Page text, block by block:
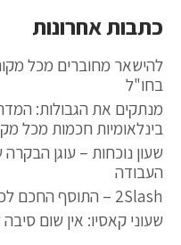
כתבות אחרונות
להישאר מחוברים מכל
בחו"ל
מנתקים את הגבולות:
בינלאומיות חכמות מכל
שעון נוכחות – עוגן
העבודה
2Slash – התוסף החכם לכתיבה יעילה
שעוני קאסיו: אין שום